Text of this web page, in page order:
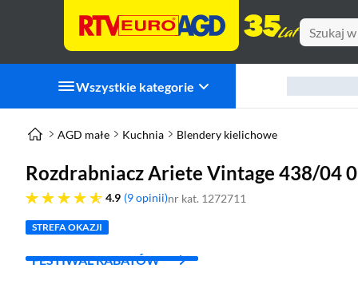
Wszystkie kategorie
AGD małe Kuchnia Blendery kielichowe
Rozdrabniacz Ariete Vintage 438/04
4.9
4.9 gwiazdek 9 opinii nr kat. 1272711
STREFA OKAZJI
FESTIWAL RABATÓW